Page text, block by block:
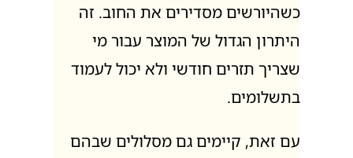
כשהיורשים מסדירים את החוב. זה
היתרון הגדול של המוצר עבור מי
שצריך תזרים חודשי ולא יכול לעמוד
בתשלומים.
עם זאת, קיימים גם מסלולים שבהם